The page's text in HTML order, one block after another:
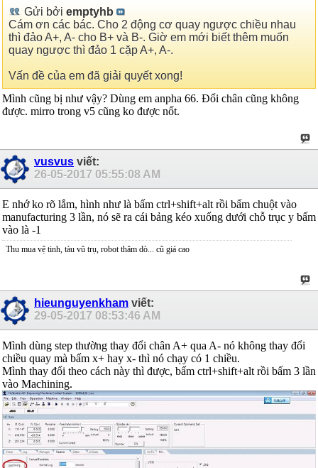
Gửi bởi emptyhb
Cám ơn các bác. Cho 2 động cơ quay ngược chiều nhau
thì đảo A+, A- cho B+ và B-. Giờ em mới biết thêm muốn
quay ngược thì đảo 1 cặp A+, A-.
Vấn đề của em đã giải quyết xong!
Mình cũng bị như vậy? Dùng em anpha 66. Đổi chân cũng không
được. mirro trong v5 cũng ko được nốt.
vusvus viết:
26-05-2017 05:55:08 AM
E nhớ ko rõ lắm, hình như là bấm ctrl+shift+alt rồi bấm chuột vào
manufacturing 3 lần, nó sẽ ra cái bảng kéo xuống dưới chỗ trục y bấm
vào là -1
Thu mua vệ tinh, tàu vũ trụ, robot thăm dò... cũ giá cao
hieunguyenkham viết:
29-05-2017 08:53:46 AM
Mình dùng step thường thay đổi chân A+ qua A- nó không thay đổi
chiều quay mà bấm x+ hay x- thì nó chạy có 1 chiều.
Mình thay đổi theo cách này thì được, bấm ctrl+shift+alt rồi bấm 3 lần
vào Machining.